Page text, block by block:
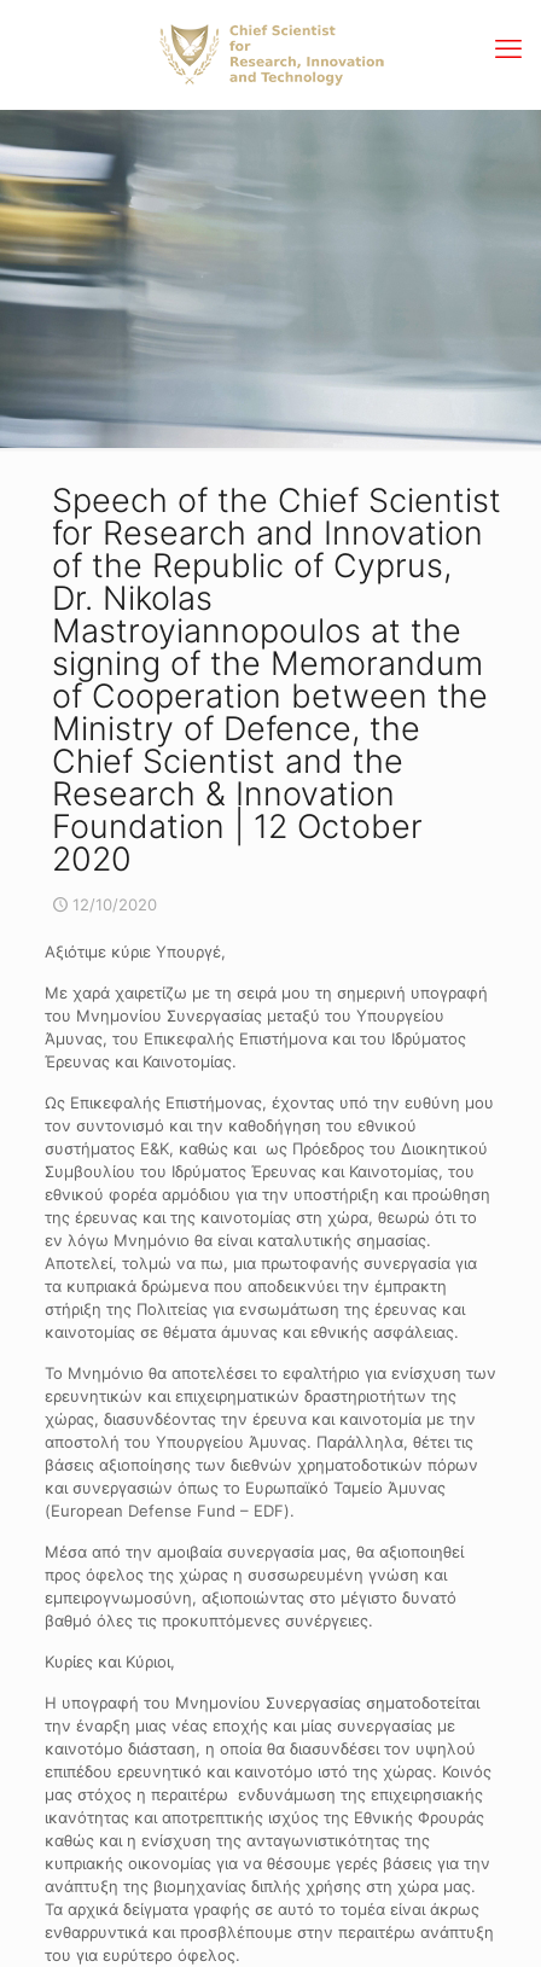
Speech of the Chief Scientist
for Research and Innovation
of the Republic of Cyprus,
Dr. Nikolas
Mastroyiannopoulos at the
signing of the Memorandum
of Cooperation between the
Ministry of Defence, the
Chief Scientist and the
Research & Innovation
Foundation | 12 October
2020
12/10/2020
Αξιότιμε κύριε Υπουργέ,
Με χαρά χαιρετίζω με τη σειρά μου τη σημερινή υπογραφή
του Μνημονίου Συνεργασίας μεταξύ του Υπουργείου
Άμυνας, του Επικεφαλής Επιστήμονα και του Ιδρύματος
Έρευνας και Καινοτομίας.
Ως Επικεφαλής Επιστήμονας, έχοντας υπό την ευθύνη μου
τον συντονισμό και την καθοδήγηση του εθνικού
συστήματος Ε&Κ, καθώς και ως Πρόεδρος του Διοικητικού
Συμβουλίου του Ιδρύματος Έρευνας και Καινοτομίας, του
εθνικού φορέα αρμόδιου για την υποστήριξη και προώθηση
της έρευνας και της καινοτομίας στη χώρα, θεωρώ ότι το
εν λόγω Μνημόνιο θα είναι καταλυτικής σημασίας.
Αποτελεί, τολμώ να πω, μια πρωτοφανής συνεργασία για
τα κυπριακά δρώμενα που αποδεικνύει την έμπρακτη
στήριξη της Πολιτείας για ενσωμάτωση της έρευνας και
καινοτομίας σε θέματα άμυνας και εθνικής ασφάλειας.
Το Μνημόνιο θα αποτελέσει το εφαλτήριο για ενίσχυση των
ερευνητικών και επιχειρηματικών δραστηριοτήτων της
χώρας, διασυνδέοντας την έρευνα και καινοτομία με την
αποστολή του Υπουργείου Άμυνας. Παράλληλα, θέτει τις
βάσεις αξιοποίησης των διεθνών χρηματοδοτικών πόρων
και συνεργασιών όπως το Ευρωπαϊκό Ταμείο Άμυνας
(European Defense Fund – EDF).
Μέσα από την αμοιβαία συνεργασία μας, θα αξιοποιηθεί
προς όφελος της χώρας η συσσωρευμένη γνώση και
εμπειρογνωμοσύνη, αξιοποιώντας στο μέγιστο δυνατό
βαθμό όλες τις προκυπτόμενες συνέργειες.
Κυρίες και Κύριοι,
Η υπογραφή του Μνημονίου Συνεργασίας σηματοδοτείται
την έναρξη μιας νέας εποχής και μίας συνεργασίας με
καινοτόμο διάσταση, η οποία θα διασυνδέσει τον υψηλού
επιπέδου ερευνητικό και καινοτόμο ιστό της χώρας. Κοινός
μας στόχος η περαιτέρω ενδυνάμωση της επιχειρησιακής
ικανότητας και αποτρεπτικής ισχύος της Εθνικής Φρουράς
καθώς και η ενίσχυση της ανταγωνιστικότητας της
κυπριακής οικονομίας για να θέσουμε γερές βάσεις για την
ανάπτυξη της βιομηχανίας διπλής χρήσης στη χώρα μας.
Τα αρχικά δείγματα γραφής σε αυτό το τομέα είναι άκρως
ενθαρρυντικά και προσβλέπουμε στην περαιτέρω ανάπτυξη
του για ευρύτερο όφελος.